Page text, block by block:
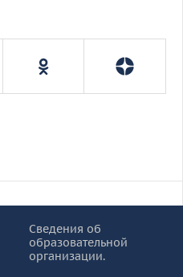
Сведения об
образовательной
организации.